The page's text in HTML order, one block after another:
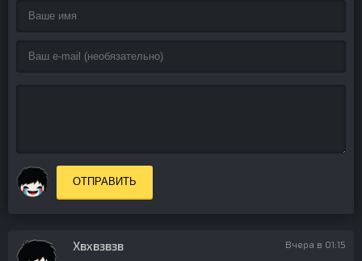
ОТПРАВИТЬ
Хвхвзвзв Вчера в 01:15